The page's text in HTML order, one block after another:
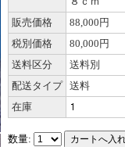
販売価格
88,000円
税別価格
80,000円
送料区分
送料別
配送タイプ 送料
在庫
数量: